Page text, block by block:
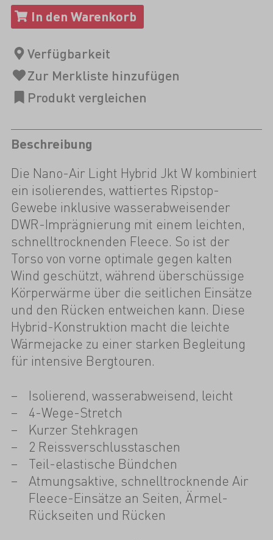
Beschreibung
Die Nano-Air Light Hybrid Jkt W kombiniert
ein isolierendes, wattiertes Ripstop-
Gewebe inklusive wasserabweisender
DWR-Imprägnierung mit einem leichten,
schnelltrocknenden Fleece. So ist der
Torso von vorne optimale gegen kalten
Wind geschützt, während überschüssige
Körperwärme über die seitlichen Einsätze
und den Rücken entweichen kann. Diese
Hybrid-Konstruktion macht die leichte
Wärmejacke zu einer starken Begleitung
für intensive Bergtouren.
Isolierend, wasserabweisend, leicht
4-Wege-Stretch
Kurzer Stehkragen
2 Reissverschlusstaschen
Teil-elastische Bündchen
Atmungsaktive, schnelltrocknende Air
Fleece-Einsätze an Seiten, Ärmel-
Rückseiten und Rücken